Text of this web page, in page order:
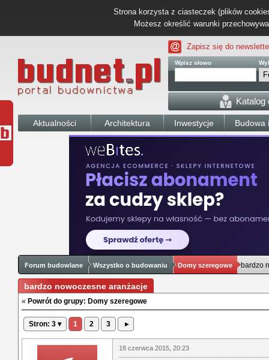
Strona korzysta z ciasteczek (plików
Możesz określić warunki
Zapisz się do
Wpisz słowo
Katalog
Aktualności Architektura Inwestycje Budowa
Forum budowlane Wszystko o budowaniu Domy szeregowe bardzo
bardzo nowoczesne aranżacje
« Powrót do grupy: Domy szeregowe
Stron: 3 ▾ 1 2 3 ▸
18 czerwca 2015, 20:23